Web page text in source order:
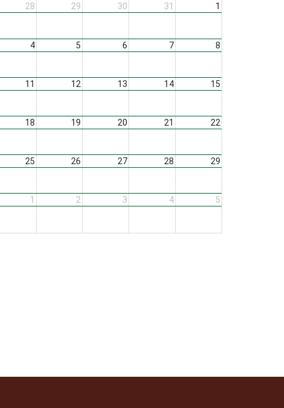
28 29 30 31 1
4 5 6 7 8
11 12 13 14 15
18 19 20 21 22
25 26 27 28 29
1 2 3 4 5